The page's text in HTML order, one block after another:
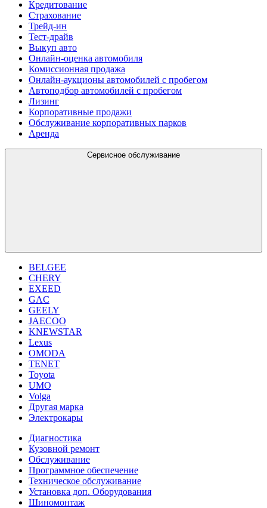
Кредитование
Страхование
Трейд-ин
Тест-драйв
Выкуп авто
Онлайн-оценка автомобиля
Комиссионная продажа
Онлайн-аукционы автомобилей с пробегом
Автоподбор автомобилей с пробегом
Лизинг
Корпоративные продажи
Обслуживание корпоративных парков
Аренда
Сервисное обслуживание
BELGEE
CHERY
EXEED
GAC
GEELY
JAECOO
KNEWSTAR
Lexus
OMODA
TENET
Toyota
UMO
Volga
Другая марка
Электрокары
Диагностика
Кузовной ремонт
Обслуживание
Программное обеспечение
Техническое обслуживание
Установка доп. Оборудования
Шиномонтаж